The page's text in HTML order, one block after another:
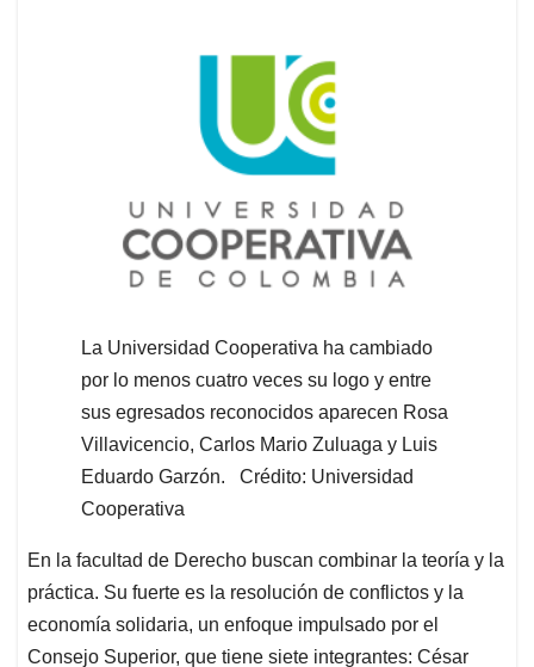
La Universidad Cooperativa ha cambiado
por lo menos cuatro veces su logo y entre
sus egresados reconocidos aparecen Rosa
Villavicencio, Carlos Mario Zuluaga y Luis
Eduardo Garzón. Crédito: Universidad
Cooperativa
En la facultad de Derecho buscan combinar la teoría y la
práctica. Su fuerte es la resolución de conflictos y la
economía solidaria, un enfoque impulsado por el
Consejo Superior, que tiene siete integrantes: César